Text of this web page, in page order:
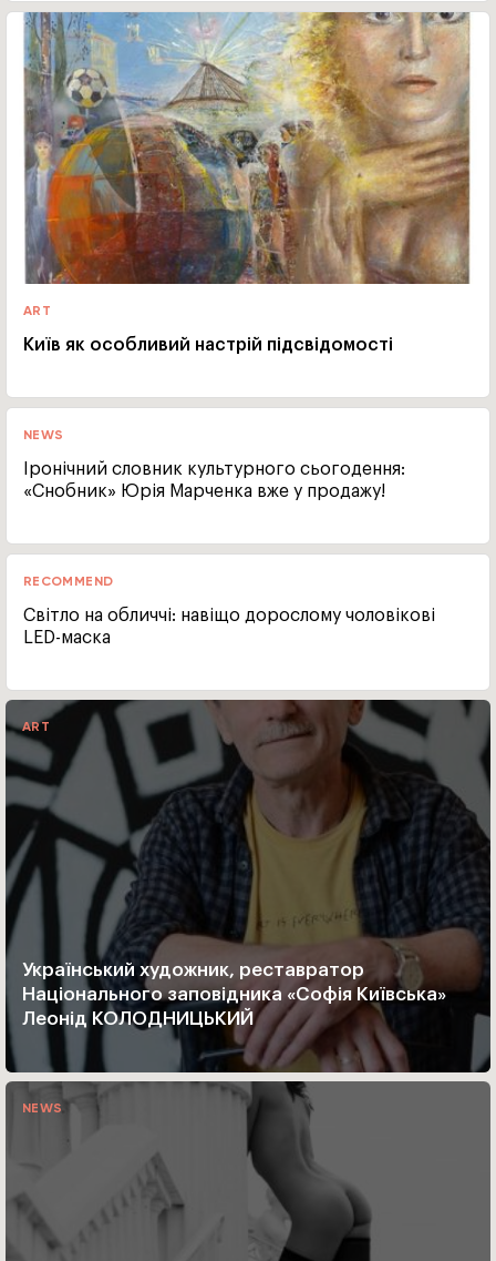
ART
Київ як особливий настрій підсвідомості
NEWS
Іронічний словник культурного сьогодення:
«Снобник» Юрія Марченка вже у продажу!
RECOMMEND
Світло на обличчі: навіщо дорослому чоловікові
LED-маска
ART
Український художник, реставратор
Національного заповідника «Софія Київська»
Леонід КОЛОДНИЦЬКИЙ
NEWS